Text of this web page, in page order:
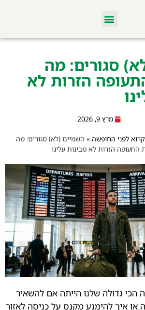
סגורים: מה
הזרות לא
מרץ 9, 2026
לפני החופשה » השמיים (לא) סגורים: מה
התעופה הזרות לא מבינות עלינו
הכי גדולה שלנו הייתה אם להשאיר
או איך להימנע מקנס על כניסה לאזור